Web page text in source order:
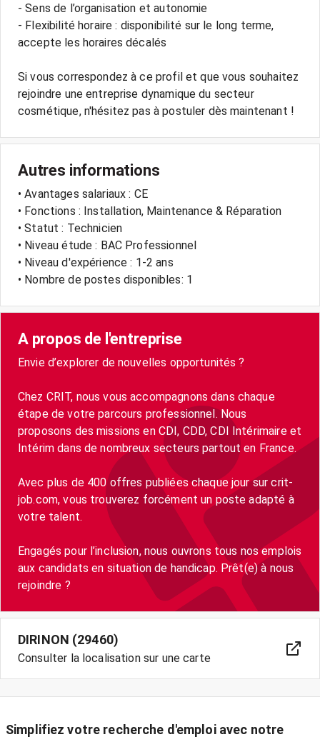
- Sens de l’organisation et autonomie
- Flexibilité horaire : disponibilité sur le long terme,
accepte les horaires décalés
Si vous correspondez à ce profil et que vous souhaitez
rejoindre une entreprise dynamique du secteur
cosmétique, n'hésitez pas à postuler dès maintenant !
Autres informations
• Avantages salariaux : CE
• Fonctions : Installation, Maintenance & Réparation
• Statut : Technicien
• Niveau étude : BAC Professionnel
• Niveau d'expérience : 1-2 ans
• Nombre de postes disponibles: 1
A propos de l'entreprise
Envie d’explorer de nouvelles opportunités ?
Chez CRIT, nous vous accompagnons dans chaque
étape de votre parcours professionnel. Nous
proposons des missions en CDI, CDD, CDI Intérimaire et
Intérim dans de nombreux secteurs partout en France.
Avec plus de 400 offres publiées chaque jour sur crit-
job.com, vous trouverez forcément un poste adapté à
votre talent.
Engagés pour l’inclusion, nous ouvrons tous nos emplois
aux candidats en situation de handicap. Prêt(e) à nous
rejoindre ?
DIRINON (29460)
Consulter la localisation sur une carte
Simplifiez votre recherche d'emploi avec notre